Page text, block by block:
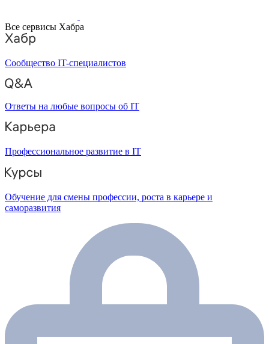
Все сервисы Хабра
Сообщество IT-специалистов
Ответы на любые вопросы об IT
Профессиональное развитие в IT
Обучение для смены профессии, роста в карьере и
саморазвития